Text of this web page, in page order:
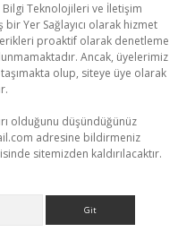
Bilgi Teknolojileri ve İletişim
bir Yer Sağlayıcı olarak hizmet
proaktif olarak denetleme
Ancak, üyelerimiz
olup, siteye üye olarak
olduğunu düşündüğünüz
adresine bildirmeniz
sitemizden kaldırılacaktır.